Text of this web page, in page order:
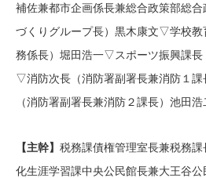
補佐兼都市企画係長兼総合政策部総
づくりグループ長）黒木康文▽学校教
務係長）堀田浩一▽スポーツ振興課長
▽消防次長（消防署副署長兼消防１
（消防署副署長兼消防２課長）池田浩
【主幹】 税務課債権管理室長兼税務
化生涯学習課中央公民館長兼大王谷